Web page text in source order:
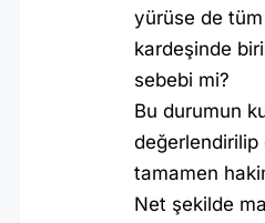
yürüse de
kardeşinde
sebebi mi?
Bu durumun
değerlendirilip
tamamen
Net şekilde